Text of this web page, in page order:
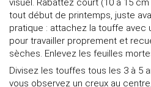
visuel. Rabattez court (10 à 15 cm
tout début de printemps, juste
pratique : attachez la touffe avec
pour travailler proprement et
sèches. Enlevez les feuilles
Divisez les touffes tous les 3 à 5
vous observez un creux au